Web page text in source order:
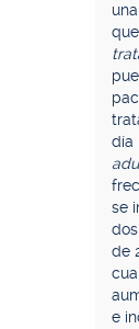
día
se
de
e